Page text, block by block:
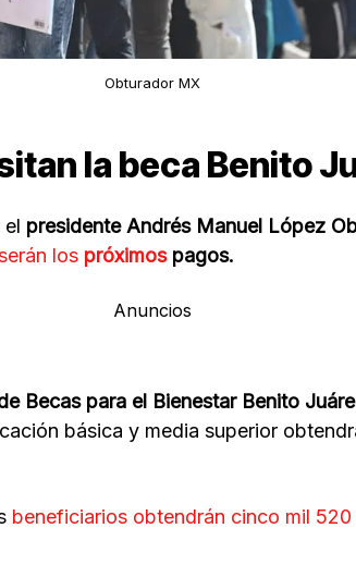
Obturador MX
la beca Benito
el presidente Andrés Manuel López
los próximospagos.
Anuncios
Becas para el Bienestar Benito
básica y media superior
beneficiarios obtendrán cinco mil